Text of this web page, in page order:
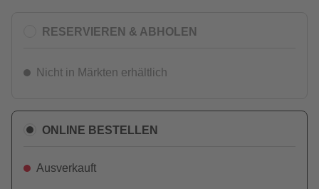
RESERVIEREN & ABHOLEN
Nicht in Märkten erhältlich
ONLINE BESTELLEN
Ausverkauft